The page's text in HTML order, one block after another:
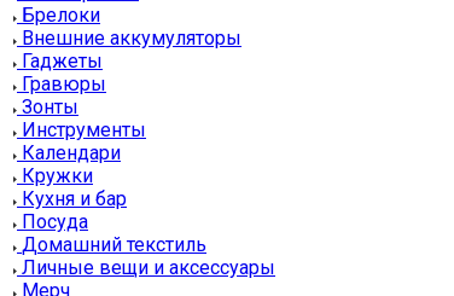
Брелоки
Внешние аккумуляторы
Гаджеты
Гравюры
Зонты
Инструменты
Календари
Кружки
Кухня и бар
Посуда
Домашний текстиль
Личные вещи и аксессуары
Мерч